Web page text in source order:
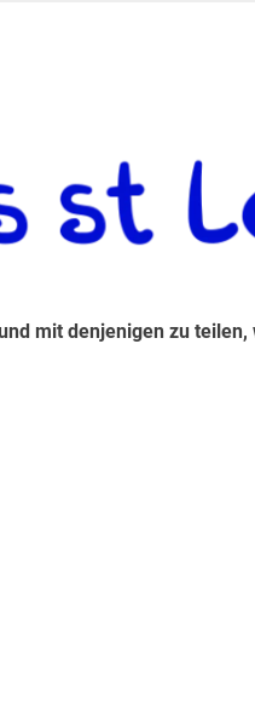
mit denjenigen zu